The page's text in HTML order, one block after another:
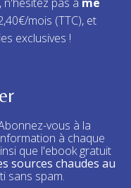
mois (TTC), et
exclusives !
vous à la
à chaque
que l'ebook gratuit
sources chaudes au
sans spam.